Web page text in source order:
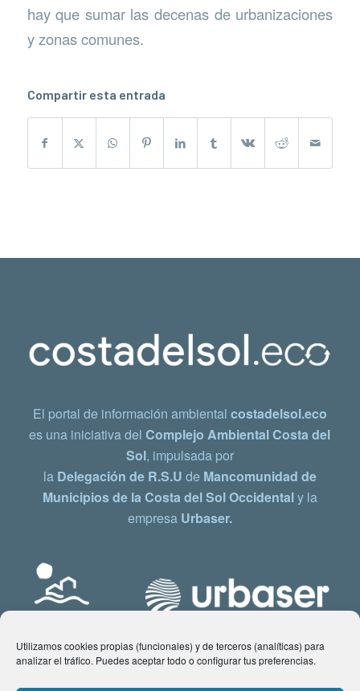
Utilizamos cookies propias (funcionales) y de terceros (analíticas) para
analizar el tráfico. Puedes aceptar todo o configurar tus preferencias.
hay que sumar las decenas de urbanizaciones
y zonas comunes.
Compartir esta entrada
El portal de información ambiental costadelsol.eco
es una iniciativa delComplejo Ambiental Costa del
Sol, impulsada por
la Delegación de R.S.U de Mancomunidad de
Municipios de la Costa del Sol Occidentaly la
empresa Urbaser.